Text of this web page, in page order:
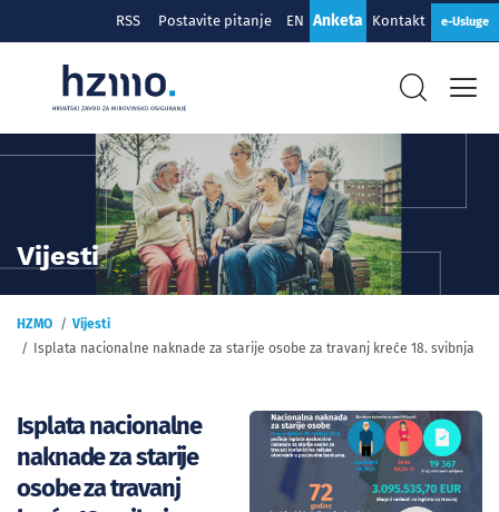
RSS Postavite pitanje EN Anketa Kontakt e-Usluge
Vijesti
HZMO
Vijesti
Isplata nacionalne naknade za starije osobe za travanj kreće 18. svibnja
Isplata nacionalne
naknade za starije
osobe za travanj